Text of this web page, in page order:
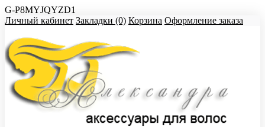
G-P8MYJQYZD1
Личный кабинет Закладки (0) Корзина Оформление заказа